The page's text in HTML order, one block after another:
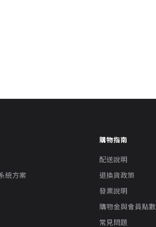
統方案
購物指南
配送說明
退換貨政策
發票說明
購物金與會員點數
常見問題